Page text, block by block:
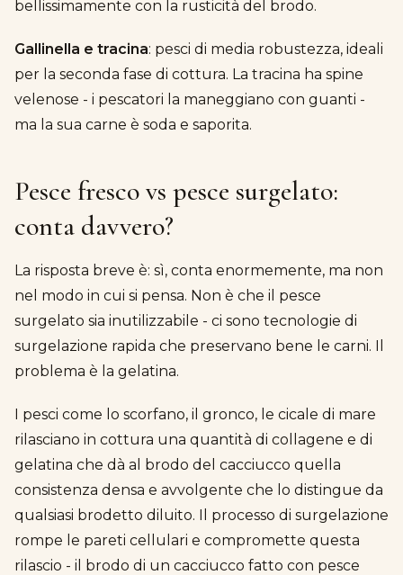
bellissimamente con la rusticità del brodo.
Gallinella e tracina: pesci di media robustezza, ideali
per la seconda fase di cottura. La tracina ha spine
velenose - i pescatori la maneggiano con guanti -
ma la sua carne è soda e saporita.
Pesce fresco vs pesce surgelato:
conta davvero?
La risposta breve è: sì, conta enormemente, ma non
nel modo in cui si pensa. Non è che il pesce
surgelato sia inutilizzabile - ci sono tecnologie di
surgelazione rapida che preservano bene le carni. Il
problema è la gelatina.
I pesci come lo scorfano, il gronco, le cicale di mare
rilasciano in cottura una quantità di collagene e di
gelatina che dà al brodo del cacciucco quella
consistenza densa e avvolgente che lo distingue da
qualsiasi brodetto diluito. Il processo di surgelazione
rompe le pareti cellulari e compromette questa
rilascio - il brodo di un cacciucco fatto con pesce